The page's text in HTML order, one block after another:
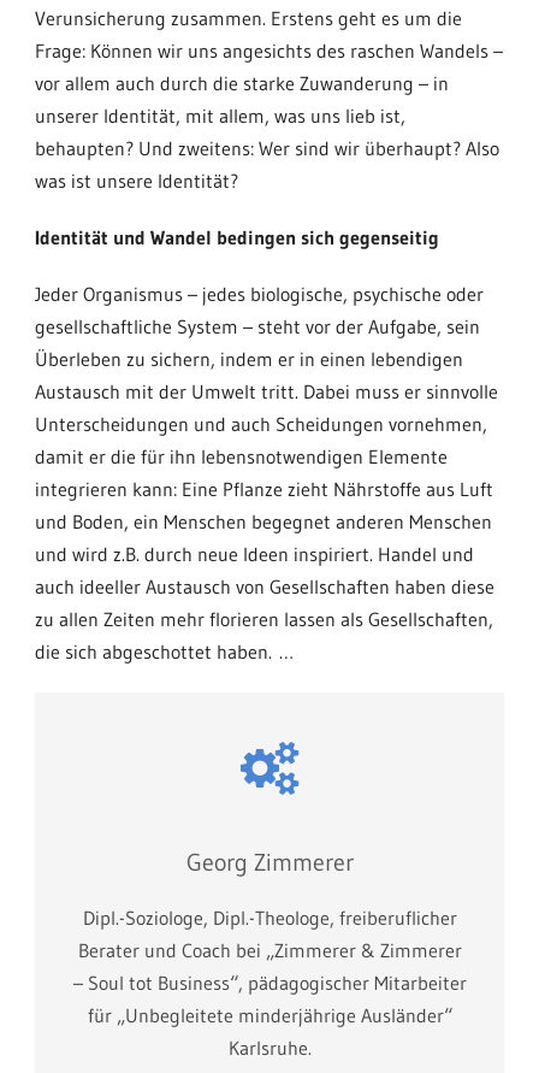
Verunsicherung zusammen. Erstens geht es um die
Frage: Können wir uns angesichts des raschen Wandels –
vor allem auch durch die starke Zuwanderung – in
unserer Identität, mit allem, was uns lieb ist,
behaupten? Und zweitens: Wer sind wir überhaupt? Also
was ist unsere Identität?
Identität und Wandel bedingen sich gegenseitig
Jeder Organismus – jedes biologische, psychische oder
gesellschaftliche System – steht vor der Aufgabe, sein
Überleben zu sichern, indem er in einen lebendigen
Austausch mit der Umwelt tritt. Dabei muss er sinnvolle
Unterscheidungen und auch Scheidungen vornehmen,
damit er die für ihn lebensnotwendigen Elemente
integrieren kann: Eine Pflanze zieht Nährstoffe aus Luft
und Boden, ein Menschen begegnet anderen Menschen
und wird z.B. durch neue Ideen inspiriert. Handel und
auch ideeller Austausch von Gesellschaften haben diese
zu allen Zeiten mehr florieren lassen als Gesellschaften,
die sich abgeschottet haben. …
Georg Zimmerer
Dipl.-Soziologe, Dipl.-Theologe, freiberuflicher
Berater und Coach bei „Zimmerer & Zimmerer
– Soul tot Business“, pädagogischer Mitarbeiter
für „Unbegleitete minderjährige Ausländer“
Karlsruhe.